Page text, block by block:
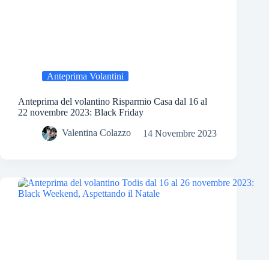
Anteprima Volantini
Anteprima del volantino Risparmio Casa dal 16 al
22 novembre 2023: Black Friday
Valentina Colazzo 14 Novembre 2023